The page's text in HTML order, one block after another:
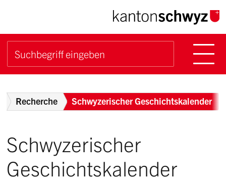
Navigieren im Kanton
Schnellnavigation
Suchbegriff
Breadcrumb
Recherche Schwyzerischer Geschichtskalender
Schwyzerischer
Geschichtskalender